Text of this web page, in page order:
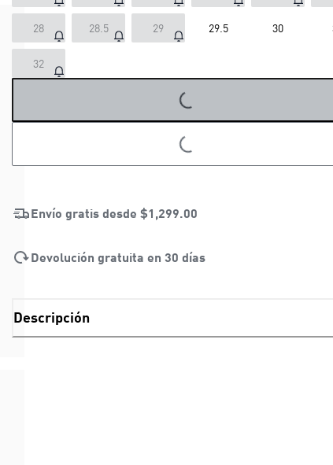
28 28.5 29 29.5 30
32
LOADING...
LOADING...
Envío gratis desde $1,299.00
Devolución gratuita en 30 días
Descripción